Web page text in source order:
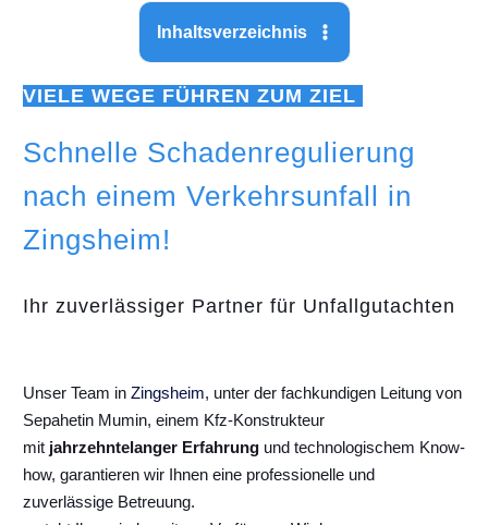
Inhaltsverzeichnis
VIELE WEGE FÜHREN ZUM ZIEL
Schnelle Schadenregulierung
nach einem Verkehrsunfall in
Zingsheim!
Ihr zuverlässiger Partner für Unfallgutachten
Unser Team in Zingsheim, unter der fachkundigen Leitung von
Sepahetin Mumin, einem Kfz-Konstrukteur
mit jahrzehntelanger Erfahrung und technologischem Know-
how, garantieren wir Ihnen eine professionelle und
zuverlässige Betreuung.